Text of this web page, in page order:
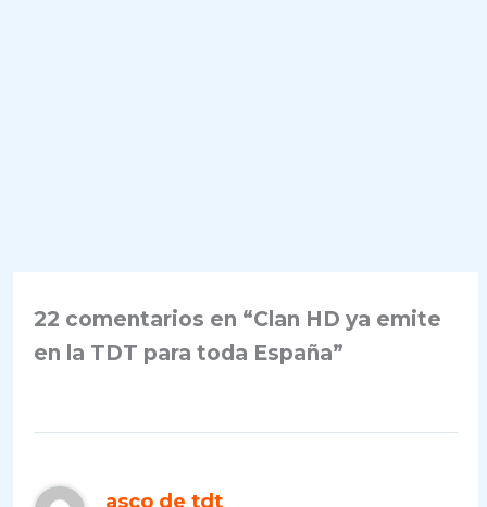
22 comentarios en “Clan HD ya emite
en la TDT para toda España”
asco de tdt